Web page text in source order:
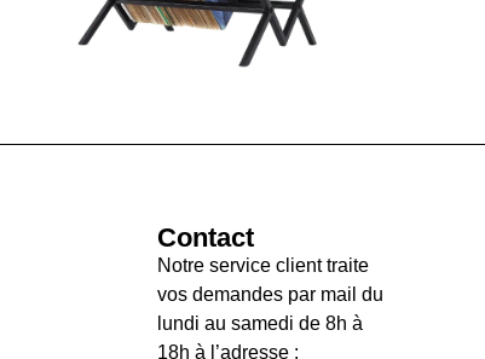
Contact
Notre service client traite
vos demandes par mail du
lundi au samedi de 8h à
18h à l’adresse :